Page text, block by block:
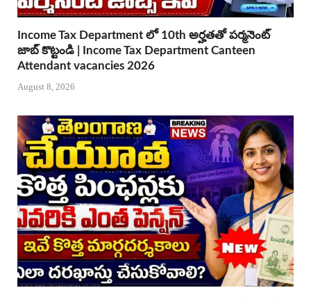
Income Tax Department లో 10th అర్హతతో పర్మనెంట్
జాబ్ కొట్టండి | Income Tax Department Canteen
Attendant vacancies 2026
August 8, 2026